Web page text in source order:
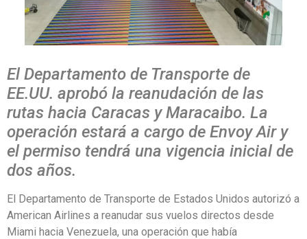
El Departamento de Transporte de
EE.UU. aprobó la reanudación de las
rutas hacia Caracas y Maracaibo. La
operación estará a cargo de Envoy Air y
el permiso tendrá una vigencia inicial de
dos años.
El Departamento de Transporte de Estados Unidos autorizó a
American Airlines a reanudar sus vuelos directos desde
Miami hacia Venezuela, una operación que había